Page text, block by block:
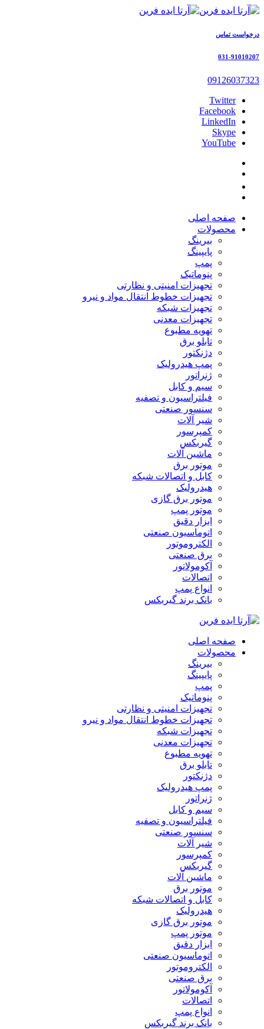
درخواست تماس
031-91010207
09126037323
Twitter
Facebook
LinkedIn
Skype
YouTube
صفحه اصلی
محصولات
بیرینگ
پایپینگ
پمپ
پنوماتیک
تجهیزات امنیتی و نظارتی
تجهیزات خطوط انتقال مواد و نیرو
تجهیزات شبکه
تجهیزات معدنی
تهویه مطبوع
تابلو برق
دژنکتور
پمپ هیدرولیک
ژنراتور
سیم و کابل
فیلتراسیون و تصفیه
سنسور صنعتی
شیر آلات
کمپرسور
گیربکس
ماشین آلات
موتور برق
کابل و اتصالات شبکه
هیدرولیک
موتور برق گازی
موتور پمپ
ابزار دقیق
اتوماسیون صنعتی
الکتروموتور
برق صنعتی
آکومولاتور
اتصالات
انواع پمپ
بانک برند گیربکس
صفحه اصلی
محصولات
بیرینگ
پایپینگ
پمپ
پنوماتیک
تجهیزات امنیتی و نظارتی
تجهیزات خطوط انتقال مواد و نیرو
تجهیزات شبکه
تجهیزات معدنی
تهویه مطبوع
تابلو برق
دژنکتور
پمپ هیدرولیک
ژنراتور
سیم و کابل
فیلتراسیون و تصفیه
سنسور صنعتی
شیر آلات
کمپرسور
گیربکس
ماشین آلات
موتور برق
کابل و اتصالات شبکه
هیدرولیک
موتور برق گازی
موتور پمپ
ابزار دقیق
اتوماسیون صنعتی
الکتروموتور
برق صنعتی
آکومولاتور
اتصالات
انواع پمپ
بانک برند گیربکس